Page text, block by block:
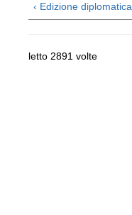
‹ Edizione diplomatica
letto 2891 volte